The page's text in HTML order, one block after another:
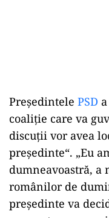
Președintele PSD
coaliție care va
discuții vor avea
președinte“. „Eu
dumneavoastră, a
românilor de
președinte va